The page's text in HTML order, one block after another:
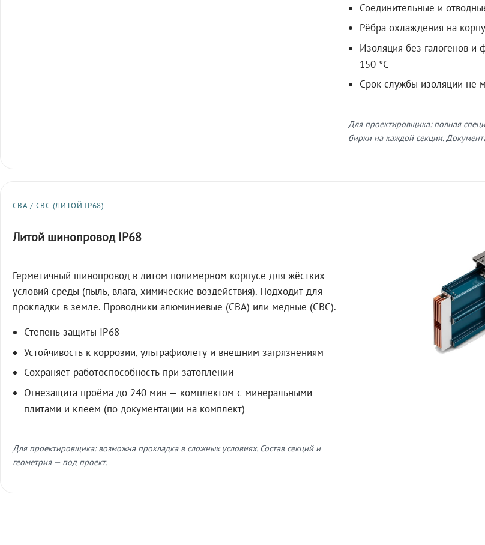
Соединительные и
Рёбра охлаждения на
Изоляция без галогенов и
150 °C
Срок службы изоляции не
Для проектировщика: полная
бирки на каждой секции.
СВА / СВС (ЛИТОЙ IP68)
Литой шинопровод IP68
Герметичный шинопровод в литом полимерном корпусе для жёстких
условий среды (пыль, влага, химические воздействия). Подходит для
прокладки в земле. Проводники алюминиевые (СВА) или медные (СВС).
Степень защиты IP68
Устойчивость к коррозии, ультрафиолету и внешним загрязнениям
Сохраняет работоспособность при затоплении
Огнезащита проёма до 240 мин — комплектом с минеральными
плитами и клеем (по документации на комплект)
Для проектировщика: возможна прокладка в сложных условиях. Состав секций и
геометрия — под проект.